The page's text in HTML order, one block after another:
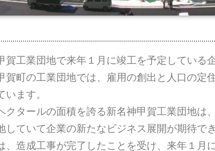
賀工業団地で来年１月に竣工を予定している
賀町の工業団地では、雇用の創出と人口の定
います。
クタールの面積を誇る新名神甲賀工業団地は
していて企業の新たなビジネス展開が期待で
、造成工事が完了したことを受け、来年１月